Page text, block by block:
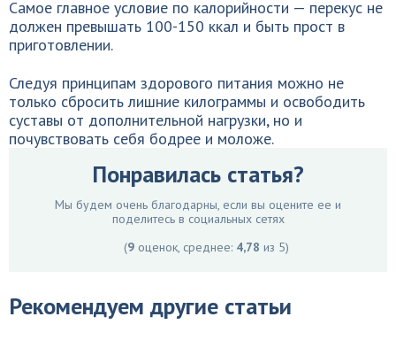
Самое главное условие по калорийности — перекус не
должен превышать 100-150 ккал и быть прост в
приготовлении.
Следуя принципам здорового питания можно не
только сбросить лишние килограммы и освободить
суставы от дополнительной нагрузки, но и
почувствовать себя бодрее и моложе.
Понравилась статья?
Мы будем очень благодарны, если вы оцените ее и
поделитесь в социальных сетях
(9 оценок, среднее: 4,78 из 5)
Рекомендуем другие статьи